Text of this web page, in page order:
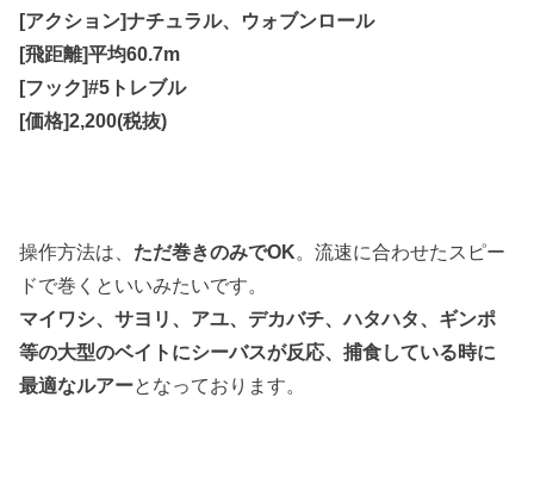
[アクション]ナチュラル、ウォブンロール
[飛距離]平均60.7m
[フック]#5トレブル
[価格]2,200(税抜)
操作方法は、 ただ巻きのみでOK。流速に合わせたスピー
ドで巻くといいみたいです。
マイワシ、サヨリ、アユ、デカバチ、ハタハタ、ギンポ
等の大型のベイトにシーバスが反応、捕食している時に
最適なルアーとなっております。